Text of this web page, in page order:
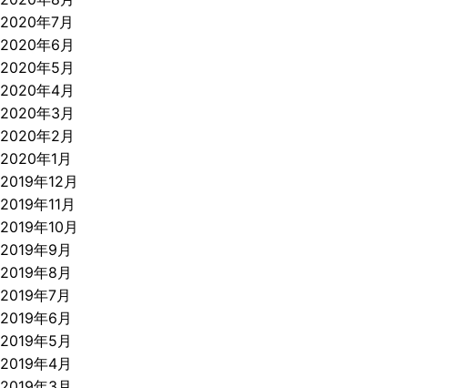
2020年7月
2020年6月
2020年5月
2020年4月
2020年3月
2020年2月
2020年1月
2019年12月
2019年11月
2019年10月
2019年9月
2019年8月
2019年7月
2019年6月
2019年5月
2019年4月